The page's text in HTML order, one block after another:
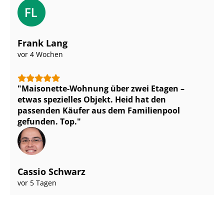
Frank Lang
vor 4 Wochen
Maisonette-Wohnung über zwei Etagen –
etwas spezielles Objekt. Heid hat den
passenden Käufer aus dem Familienpool
gefunden. Top.
Cassio Schwarz
vor 5 Tagen